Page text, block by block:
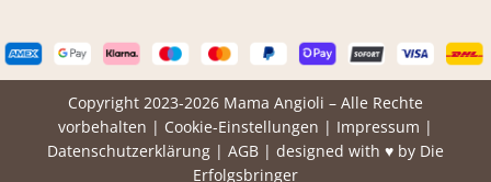
Copyright 2023-2026 Mama Angioli – Alle Rechte
vorbehalten | Cookie-Einstellungen | Impressum |
Datenschutzerklärung | AGB | designed with ♥ by Die
Erfolgsbringer